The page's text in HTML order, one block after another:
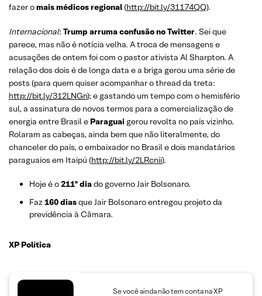
fazer omais médicos regional(http://bit.ly/31174QQ).
Internacional: Trump arruma confusão no Twitter. Sei que
parece, mas não é notícia velha. A troca de mensagens e
acusações de ontem foi com o pastor ativista Al Sharpton. A
relação dos dois é de longa data e a briga gerou uma série de
posts (para quem quiser acompanhar o thread da treta:
http://bit.ly/312LNGn); e gastando um tempo com o hemisfério
sul, a assinatura de novos termos para a comercialização de
energia entre Brasil e Paraguai gerou revolta no país vizinho.
Rolaram as cabeças, ainda bem que não literalmente, do
chanceler do país, o embaixador no Brasil e dois mandatários
paraguaios em Itaipú (http://bit.ly/2LRcnii).
Hoje é o211º diado governo Jair Bolsonaro.
Faz 160 diasque Jair Bolsonaro entregou projeto da
previdência à Câmara.
XP Política
Se você ainda não tem conta na XP